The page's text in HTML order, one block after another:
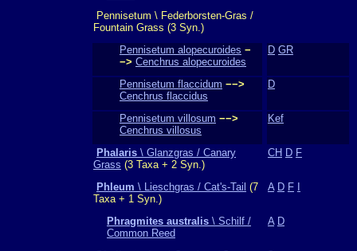
Pennisetum \ Federborsten-Gras /
Fountain Grass (3 Syn.)
Pennisetum alopecuroides −
−> Cenchrus alopecuroides
D GR
Pennisetum flaccidum −−>
Cenchrus flaccidus
D
Pennisetum villosum −−>
Cenchrus villosus
Kef
Phalaris \ Glanzgras / Canary
Grass (3 Taxa + 2 Syn.)
CH D F
Phleum \ Lieschgras / Cat's-Tail (7
Taxa + 1 Syn.)
A D F
Phragmites australis \ Schilf /
Common Reed
A D